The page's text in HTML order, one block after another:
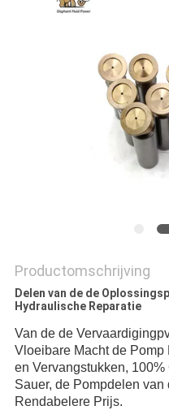
Productomschrijving
Delen van de de
Hydraulische Reparatie
Van de de
Vloeibare Macht de Pomp
en Vervangstukken,
Sauer, de Pompdelen
Rendabelere Prijs.